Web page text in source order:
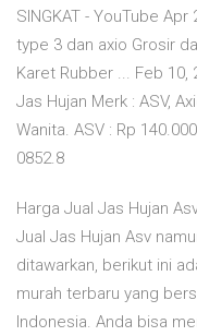
SINGKAT - YouTube
type 3 dan axio Grosir
Karet Rubber ... Feb 10,
Jas Hujan Merk : ASV,
Wanita. ASV : Rp
0852.8
Harga Jual Jas Hujan
Jual Jas Hujan Asv
ditawarkan, berikut ini
murah terbaru yang
Indonesia. Anda bisa